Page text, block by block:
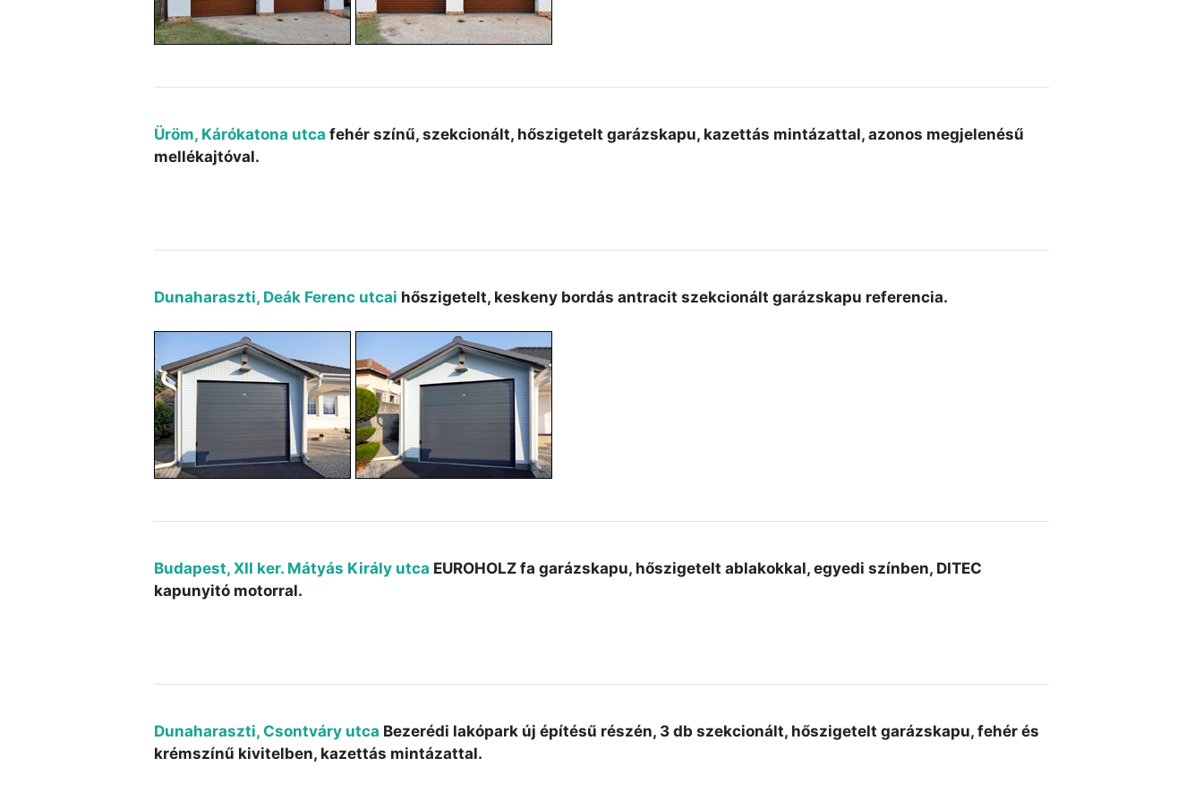
Üröm, Kárókatona utca fehér színű, szekcionált, hőszigetelt garázskapu, kazettás mintázattal, azonos megjelenésű
mellékajtóval.
Dunaharaszti, Deák Ferenc utcai hőszigetelt, keskeny bordás antracit szekcionált garázskapu referencia.
Budapest, XII ker. Mátyás Király utca EUROHOLZ fa garázskapu, hőszigetelt ablakokkal, egyedi színben, DITEC
kapunyitó motorral.
Dunaharaszti, Csontváry utca Bezerédi lakópark új építésű részén, 3 db szekcionált, hőszigetelt garázskapu, fehér és
krémszínű kivitelben, kazettás mintázattal.